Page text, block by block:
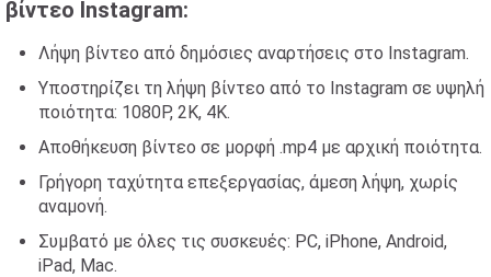
βίντεο Instagram:
Λήψη βίντεο από δημόσιες αναρτήσεις στο Instagram.
Υποστηρίζει τη λήψη βίντεο από το Instagram σε υψηλή
ποιότητα: 1080P, 2K, 4K.
Αποθήκευση βίντεο σε μορφή .mp4 με αρχική ποιότητα.
Γρήγορη ταχύτητα επεξεργασίας, άμεση λήψη, χωρίς
αναμονή.
Συμβατό με όλες τις συσκευές: PC, iPhone, Android,
iPad, Mac.